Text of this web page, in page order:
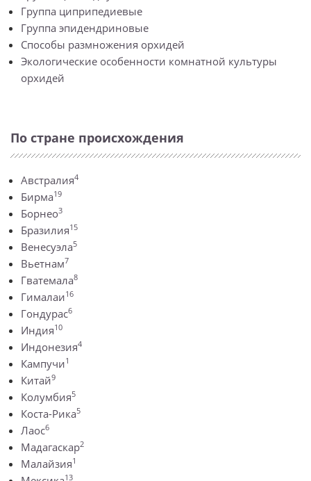
Группа циприпедиевые
Группа эпидендриновые
Способы размножения орхидей
Экологические особенности комнатной культуры
орхидей
По стране происхождения
Австралия4
Бирма19
Борнео3
Бразилия15
Венесуэла5
Вьетнам7
Гватемала8
Гималаи16
Гондурас6
Индия10
Индонезия4
Кампучи1
Китай9
Колумбия5
Коста-Рика5
Лаос6
Мадагаскар2
Малайзия1
13